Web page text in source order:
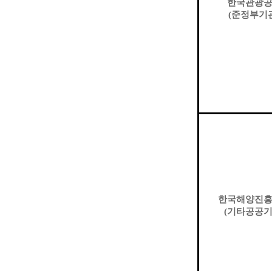
한국관광
(준정부기
한국해양진
(기타공공